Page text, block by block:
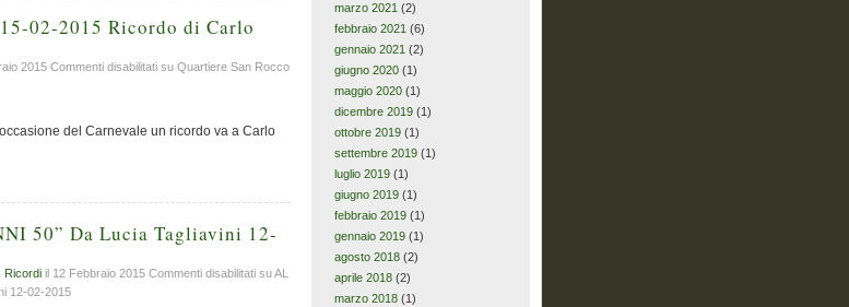
02-2015 Ricordo di Carlo
2015 Commenti disabilitati su Quartiere San Rocco
del Carnevale un ricordo va a Carlo
50” Da Lucia Tagliavini 12-
Ricordi il 12 Febbraio 2015 Commenti disabilitati su AL
12-02-2015
marzo 2021 (2)
febbraio 2021 (6)
gennaio 2021 (2)
giugno 2020(1)
maggio 2020(1)
dicembre 2019(1)
ottobre 2019(1)
settembre 2019(1)
luglio 2019(1)
giugno 2019(1)
febbraio 2019(1)
gennaio 2019(1)
agosto 2018(2)
aprile 2018(2)
marzo 2018(1)